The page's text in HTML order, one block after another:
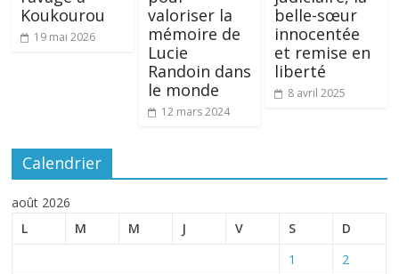
Koukourou
19 mai 2026
valoriser la
mémoire de
Lucie
Randoin dans
le monde
12 mars 2024
belle-sœur
innocentée
et remise en
liberté
8 avril 2025
Calendrier
août 2026
L
M M J V S D
1
2